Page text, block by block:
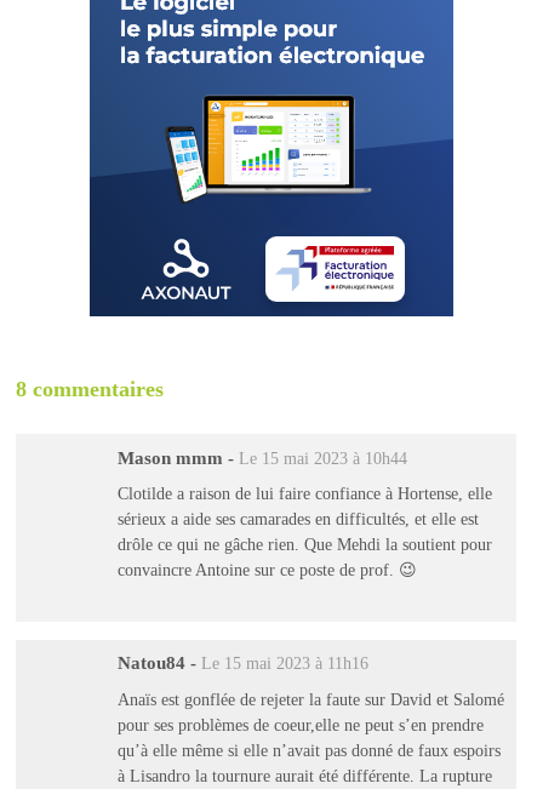
8 commentaires
Mason mmm - Le 15 mai 2023 à 10h44
Clotilde a raison de lui faire confiance à Hortense, elle
sérieux a aide ses camarades en difficultés, et elle est
drôle ce qui ne gâche rien. Que Mehdi la soutient pour
convaincre Antoine sur ce poste de prof. 😉
Natou84 - Le 15 mai 2023 à 11h16
Anaïs est gonflée de rejeter la faute sur David et Salomé
pour ses problèmes de coeur,elle ne peut s’en prendre
qu’à elle même si elle n’avait pas donné de faux espoirs
à Lisandro la tournure aurait été différente. La rupture